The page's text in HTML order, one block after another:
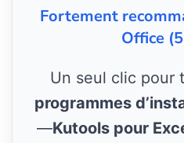
Fortement
Office
Un seul clic pour
programmes
—Kutools pour